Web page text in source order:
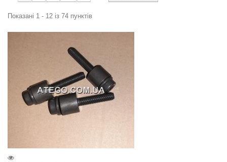
Показані 1 - 12 із 74 пунктів